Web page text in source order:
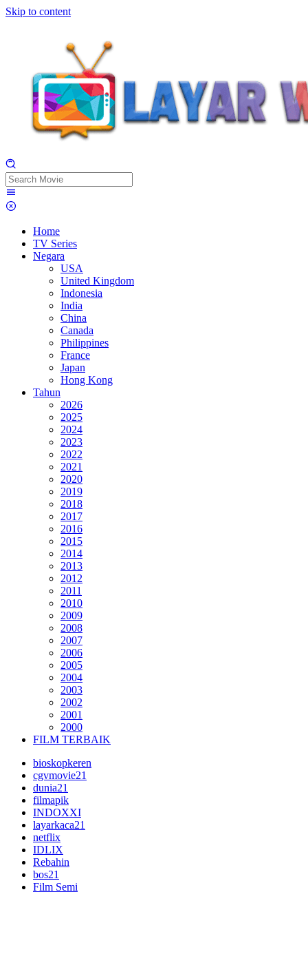
Skip to content
Home
TV Series
Negara
USA
United Kingdom
Indonesia
India
China
Canada
Philippines
France
Japan
Hong Kong
Tahun
2026
2025
2024
2023
2022
2021
2020
2019
2018
2017
2016
2015
2014
2013
2012
2011
2010
2009
2008
2007
2006
2005
2004
2003
2002
2001
2000
FILM TERBAIK
bioskopkeren
cgvmovie21
dunia21
filmapik
INDOXXI
layarkaca21
netflix
IDLIX
Rebahin
bos21
Film Semi